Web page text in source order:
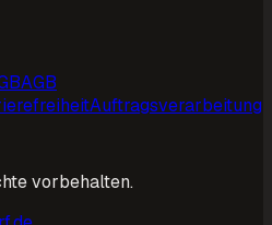
AGB
Auftragsverarbeitung
vorbehalten.